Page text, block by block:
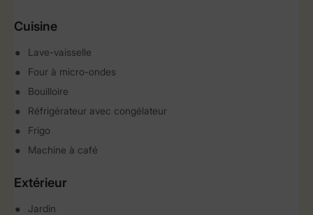
Cuisine
Lave-vaisselle
Four à micro-ondes
Bouilloire
Réfrigérateur avec congélateur
Frigo
Machine à café
Extérieur
Jardin